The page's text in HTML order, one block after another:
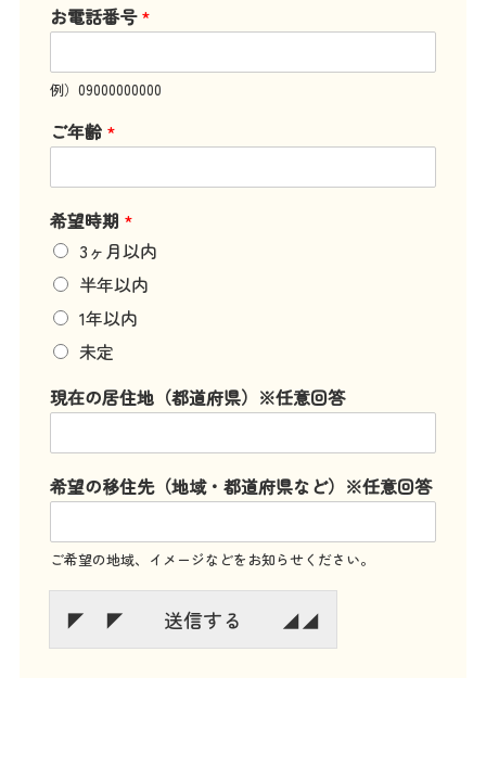
お電話番号*
例）09000000000
ご年齢 *
希望時期 *
3ヶ月以内
半年以内
1年以内
未定
現在の居住地（都道府県）※任意回答
希望の移住先（地域・都道府県など）※任意回答
ご希望の地域、イメージなどをお知らせください。
◤ ◤ 送信する ◢◢